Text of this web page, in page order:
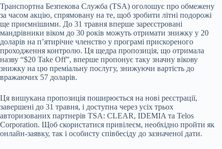
Транспортна Безпекова Служба (TSA) оголошує про обмежену
за часом акцію, спрямовану на те, щоб зробити літні подорожі
ще приємнішими. До 31 травня вперше зареєстровані
мандрівники віком до 30 років можуть отримати знижку у 20
доларів на п’ятирічне членство у програмі прискореного
проходження контролю. Ця щедра пропозиція, що отримала
назву “$20 Take Off”, вперше пропонує таку значну вікову
знижку на цю преміальну послугу, знижуючи вартість до
вражаючих 57 доларів.
Ця вишукана пропозиція поширюється на нові реєстрації,
завершені до 31 травня, і доступна через усіх трьох
авторизованих партнерів TSA: CLEAR, IDEMIA та Telos
Corporation. Щоб скористатися привілеєм, необхідно пройти як
онлайн-заявку, так і особисту співбесіду до зазначеної дати.